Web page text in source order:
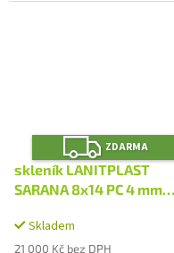
Z
D
A
R
M
A
ZDARMA
skleník LANITPLAST
SARANA 8x14 PC 4 mm
Skladem
21 000 Kč bez DPH